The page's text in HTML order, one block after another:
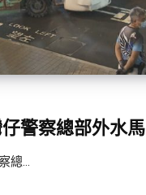
警察總部外水馬
...